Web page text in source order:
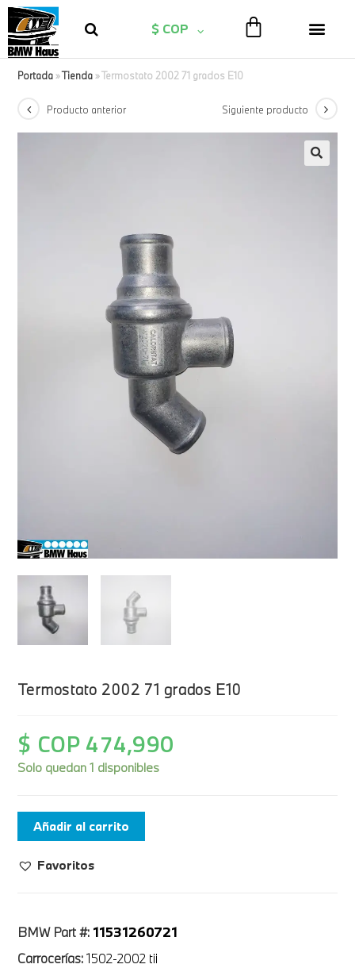
$ COP
Portada»Tienda»Termostato 2002 71 grados E10
Producto anterior Siguiente producto
Termostato 2002 71 grados E10
$ COP474,990
Solo quedan 1 disponibles
Añadir al carrito
Favoritos
BMW Part #: 11531260721
Carrocerías:1502-2002 tii